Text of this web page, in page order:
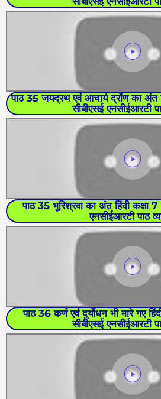
पाठ 35 जयद्रथ एवं आचार्य द्रोंण का अंत
सीबीएसई एनसीईआरटी
पाठ 35 भूरिश्रवा का अंत हिंदी कक्षा 7
एनसीईआरटी पाठ
पाठ 36 कर्ण एवं दुर्योधन भी मारे गए
सीबीएसई एनसीईआरटी